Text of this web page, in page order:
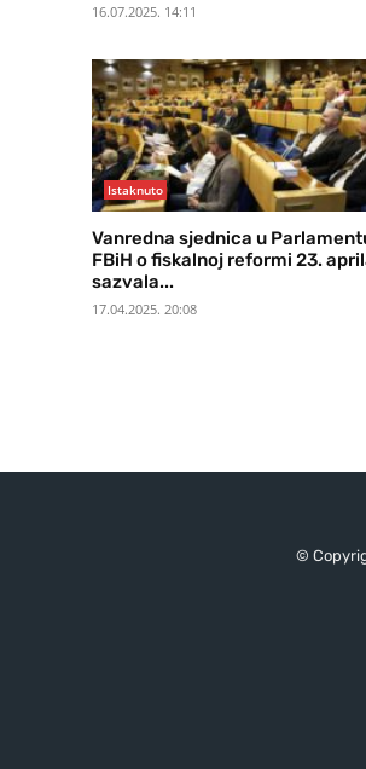
16.07.2025. 14:11
Istaknuto
Vanredna sjednica u
FBiH o fiskalnoj reformi 23.
sazvala...
17.04.2025. 20:08
©